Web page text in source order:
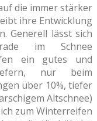
die immer stärker
ihre Entwicklung
Generell lässt sich
im Schnee
ein gutes und
nur beim
über 10%, tiefer
Altschnee)
zum Winterreifen